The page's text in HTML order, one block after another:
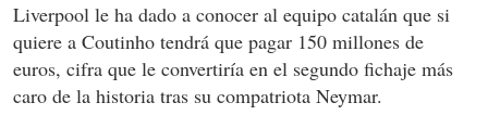
Liverpool le ha dado a conocer al equipo catalán que si
quiere a Coutinho tendrá que pagar 150 millones de
euros, cifra que le convertiría en el segundo fichaje más
caro de la historia tras su compatriota Neymar.